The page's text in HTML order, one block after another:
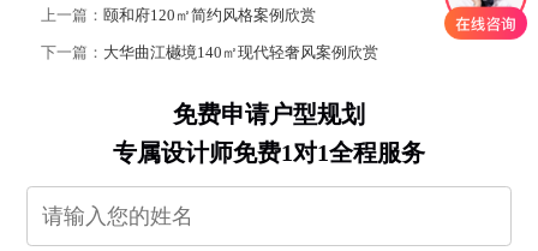
上一篇： 颐和府120㎡简约风格案例欣赏
下一篇： 大华曲江樾境140㎡现代轻奢风案例欣赏
免费申请户型规划
专属设计师免费1对1全程服务